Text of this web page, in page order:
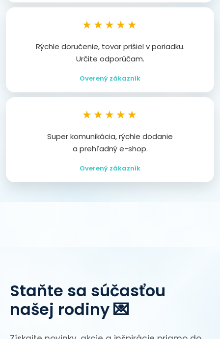
★★★★★
Rýchle doručenie, tovar prišiel v poriadku.
Určite odporúčam.
Overený zákazník
★★★★★
Super komunikácia, rýchle dodanie
a prehľadný e-shop.
Overený zákazník
Staňte sa súčasťou
našej rodiny 💌